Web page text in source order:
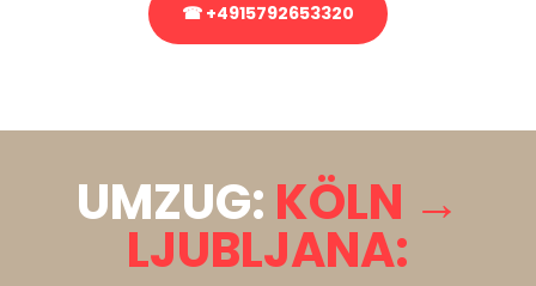
☎ +4915792653320
UMZUG: KÖLN →
LJUBLJANA: